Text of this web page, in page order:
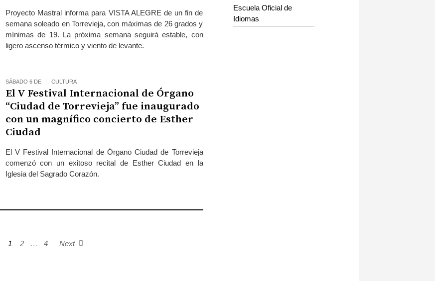
Proyecto Mastral informa para VISTA ALEGRE de un fin de
semana soleado en Torrevieja, con máximas de 26 grados y
mínimas de 19. La próxima semana seguirá estable, con
ligero ascenso térmico y viento de levante.
SÁBADO 6 DE CULTURA
El V Festival Internacional de Órgano
“Ciudad de Torrevieja” fue inaugurado
con un magnífico concierto de Esther
Ciudad
El V Festival Internacional de Órgano Ciudad de Torrevieja
comenzó con un exitoso recital de Esther Ciudad en la
Iglesia del Sagrado Corazón.
1 2 … 4 Next
Escuela Oficial de
Idiomas